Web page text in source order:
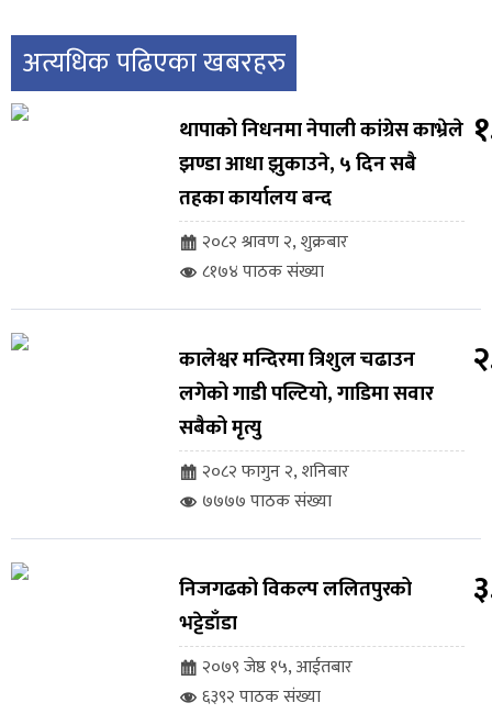
अत्यधिक पढिएका खबरहरु
थापाको निधनमा नेपाली कांग्रेस काभ्रेले
झण्डा आधा झुकाउने, ५ दिन सबै
तहका कार्यालय बन्द
२०८२ श्रावण २, शुक्रबार
८१७४ पाठक संख्या
कालेश्वर मन्दिरमा त्रिशुल चढाउन
लगेको गाडी पल्टियो, गाडिमा सवार
सबैको मृत्यु
२०८२ फागुन २, शनिबार
७७७७ पाठक संख्या
निजगढको विकल्प ललितपुरको
भट्टेडाँडा
२०७९ जेष्ठ १५, आईतबार
६३९२ पाठक संख्या